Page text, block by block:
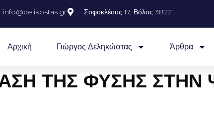
info@delikostas.gr Σοφοκλέους 17, Βόλος 38221
Αρχική Γιώργος Δεληκώστας Άρθρα
ΤΗΣ ΦΥΣΗΣ ΣΤΗΝ